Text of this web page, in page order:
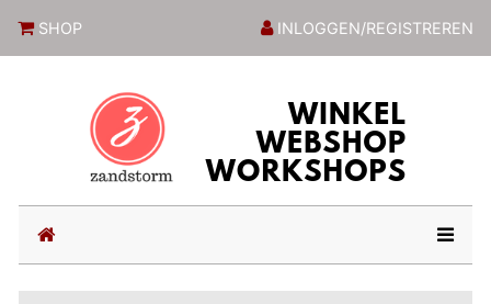
SHOP INLOGGEN/REGISTREREN
(current)